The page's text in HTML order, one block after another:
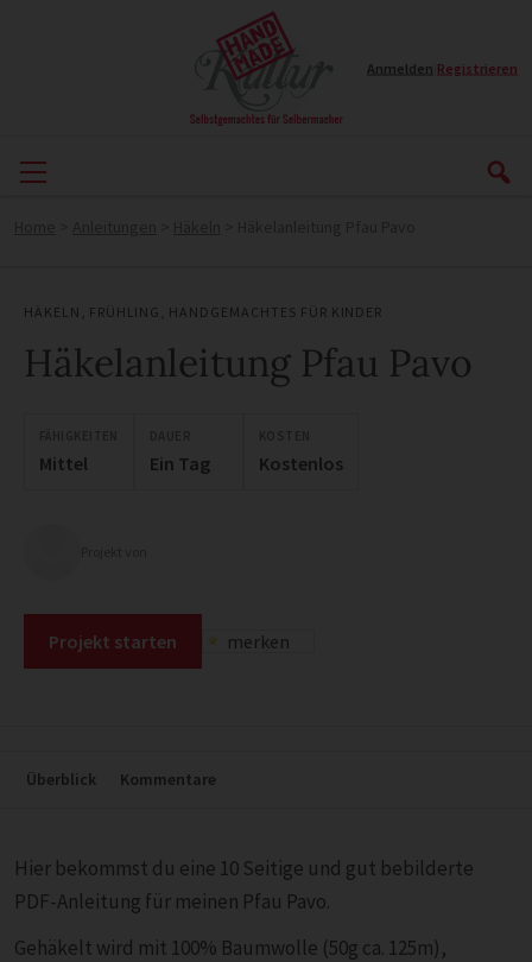
Anmelden Registrieren
HÄKELN FRÜHLING HANDGEMACHTES FÜR KINDER
Häkelanleitung Pfau Pavo
Mittel Ein Tag Kostenlos
Projekt starten merken
Überblick Kommentare
Hier bekommst du eine 10 Seitige und gut bebilderte
PDF-Anleitung für meinen Pfau Pavo.
Gehäkelt wird mit 100% Baumwolle (50g ca. 125m),